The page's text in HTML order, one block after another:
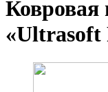
Ковровая
«Ultrasoft